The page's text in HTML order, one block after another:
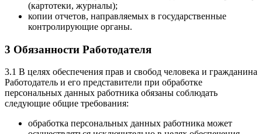
(картотеки, журналы);
копии отчетов, направляемых в государственные
контролирующие органы.
3 Обязанности Работодателя
3.1 В целях обеспечения прав и свобод человека и гражданина
Работодатель и его представители при обработке
персональных данных работника обязаны соблюдать
следующие общие требования:
обработка персональных данных работника может